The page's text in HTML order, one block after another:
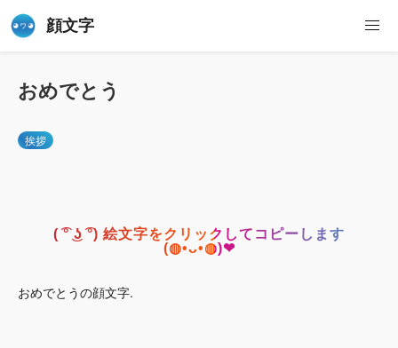
顔文字
おめでとう
挨拶
( ͡° ͜ʖ ͡°) 絵文字をクリックしてコピーします
(◍•ᴗ•◍)❤
おめでとうの顔文字.